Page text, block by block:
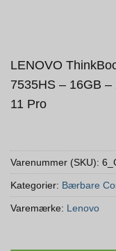
LENOVO
7535HS – 16GB
11 Pro
Varenummer (SKU):
Kategorier: Bærbare
Varemærke: Lenovo